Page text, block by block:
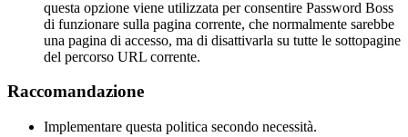
questa opzione viene utilizzata per consentire Password Boss
di funzionare sulla pagina corrente, che normalmente sarebbe
una pagina di accesso, ma di disattivarla su tutte le sottopagine
del percorso URL corrente.
Raccomandazione
Implementare questa politica secondo necessità.